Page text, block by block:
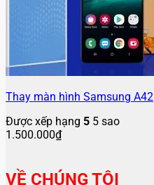
Thay màn hình Samsung A42
Được xếp hạng 5 5 sao
1.500.000₫
VỀ CHÚNG TÔI